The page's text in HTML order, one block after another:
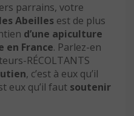
parrains, votre
Abeilles est de plus
d’une apiculture
en France. Parlez-en
RÉCOLTANTS
, c’est à eux qu’il
eux qu’il faut soutenir